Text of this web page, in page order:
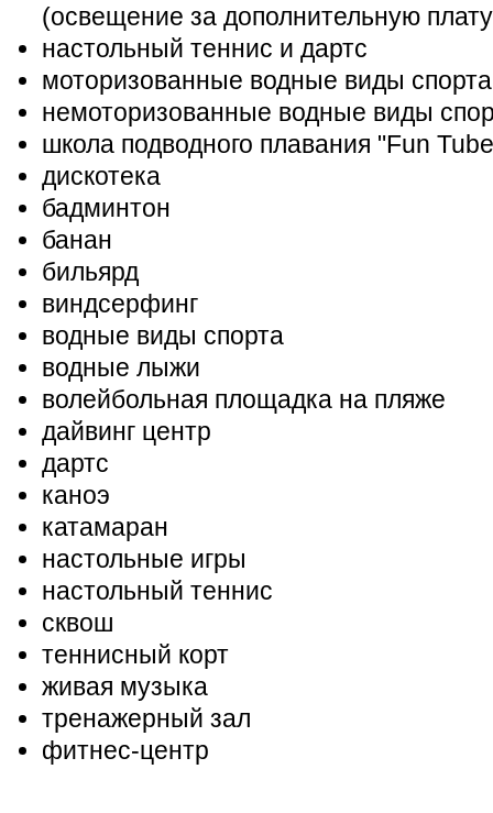
(освещение за дополнительную
настольный теннис и дартс
моторизованные водные виды спорта
немоторизованные водные виды
школа подводного плавания "Fun
дискотека
бадминтон
банан
бильярд
виндсерфинг
водные виды спорта
водные лыжи
волейбольная площадка на пляже
дайвинг центр
дартс
каноэ
катамаран
настольные игры
настольный теннис
сквош
теннисный корт
живая музыка
тренажерный зал
фитнес-центр